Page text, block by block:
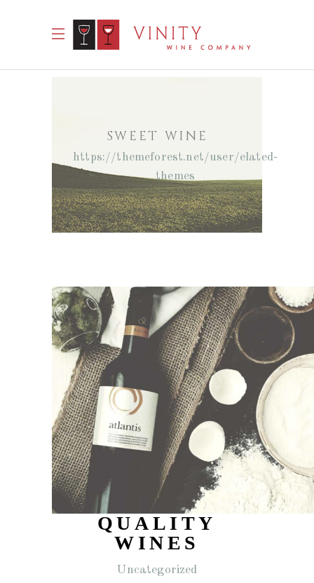
SWEET WINE
https://themeforest.net/user/elated-
themes
QUALITY
WINES
Uncategorized